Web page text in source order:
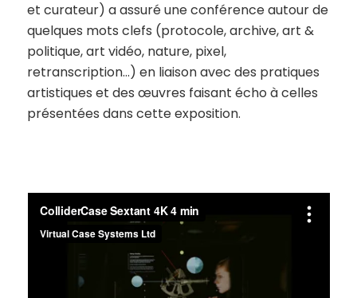
et curateur) a assuré une conférence autour de
quelques mots clefs (protocole, archive, art &
politique, art vidéo, nature, pixel,
retranscription…) en liaison avec des pratiques
artistiques et des œuvres faisant écho à celles
présentées dans cette exposition.